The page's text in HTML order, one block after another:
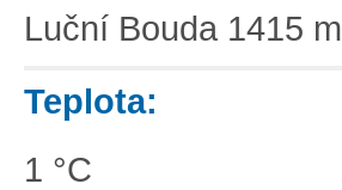
Luční Bouda 1415
Teplota:
1 °C